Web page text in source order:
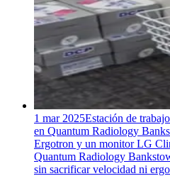
1 mar 2025Estación de
en Quantum Radiology
Ergotron y un monitor LG
Quantum Radiology
sin sacrificar velocidad ni